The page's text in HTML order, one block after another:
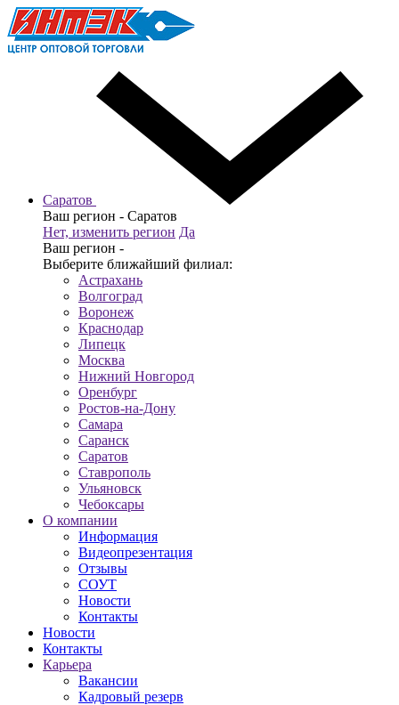
Саратов
Ваш регион - Саратов
Нет, изменить регион Да
Ваш регион -
Выберите ближайший филиал:
Астрахань
Волгоград
Воронеж
Краснодар
Липецк
Москва
Нижний Новгород
Оренбург
Ростов-на-Дону
Самара
Саранск
Саратов
Ставрополь
Ульяновск
Чебоксары
О компании
Информация
Видеопрезентация
Отзывы
СОУТ
Новости
Контакты
Новости
Контакты
Карьера
Вакансии
Кадровый резерв